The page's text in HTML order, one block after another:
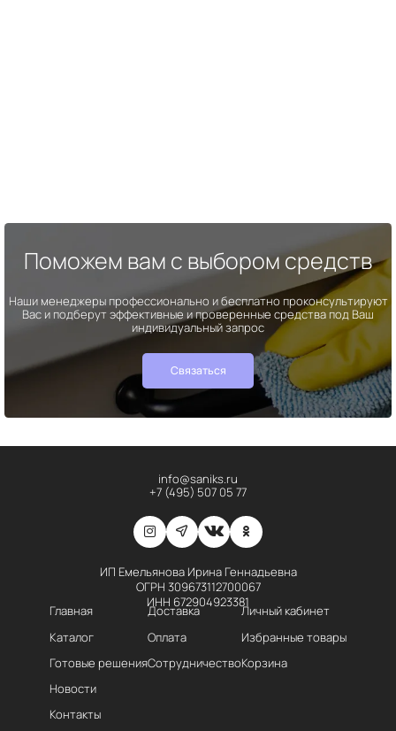
Поможем вам с выбором средств
Наши менеджеры профессионально и бесплатно проконсультируют
Вас и подберут эффективные и проверенные средства под Ваш
индивидуальный запрос
Связаться
info@saniks.ru
+7 (495) 507 05 77
ИП Емельянова Ирина Геннадьевна
ОГРН 309673112700067
ИНН 672904923381
Главная
Каталог
Готовые решения
Новости
Контакты
Доставка
Оплата
Сотрудничество
Личный кабинет
Избранные товары
Корзина